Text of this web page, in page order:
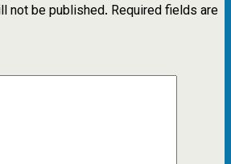
not be published. Required fields are